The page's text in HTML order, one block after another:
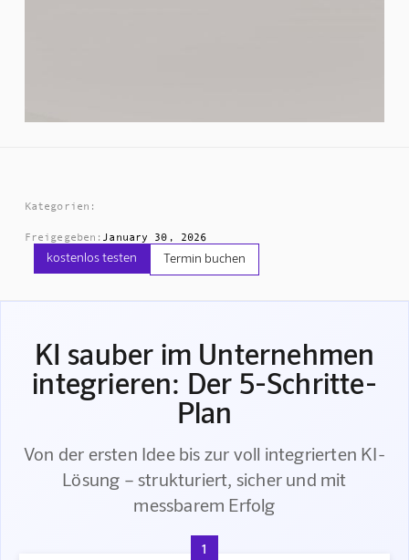
Kategorien:
Freigegeben: January 30, 2026
kostenlos testen Termin buchen
KI sauber im Unternehmen
integrieren: Der 5-Schritte-
Plan
Von der ersten Idee bis zur voll integrierten KI-
Lösung – strukturiert, sicher und mit
messbarem Erfolg
1